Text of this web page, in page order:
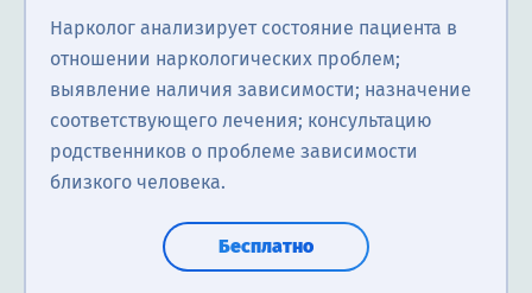
Нарколог анализирует состояние пациента в
отношении наркологических проблем;
выявление наличия зависимости; назначение
соответствующего лечения; консультацию
родственников о проблеме зависимости
близкого человека.
Бесплатно